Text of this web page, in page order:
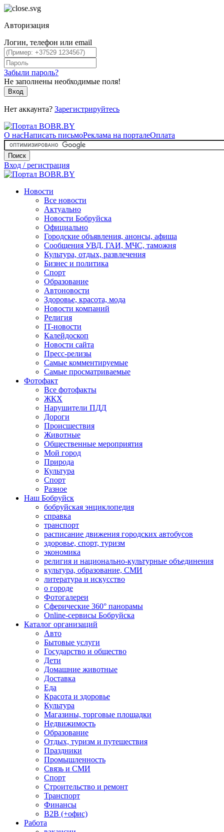
Авторизация
Логин, телефон или email
Забыли пароль?
Не заполнены необходимые поля!
Вход
Нет аккаунта? Зарегистрируйтесь
О насНаписать письмоРеклама на порталеОплата
Поиск
Вход / регистрация
Новости
Все новости
Актуально
Новости Бобруйска
Официально
Городские объявления, анонсы, афиша
Сообщения УВД, ГАИ, МЧС, таможня
Культура, отдых, развлечения
Бизнес и политика
Спорт
Образование
Автоновости
Здоровье, красота, мода
Новости компаний
Религия
IT-новости
Калейдоскоп
Новости сайта
Пресс-релизы
Самые комментируемые
Самые просматриваемые
Фотофакт
Все фотофакты
ЖКХ
Нарушители ПДД
Дороги
Происшествия
Животные
Общественные мероприятия
Мой город
Природа
Культура
Спорт
Разное
Наш Бобруйск
бобруйская энциклопедия
справка
транспорт
расписание движения городских автобусов
здоровье, спорт, туризм
экономика
религия и национально-культурные объединения
культура, образование, СМИ
литература и искусство
о городе
Фотогалереи
Сферические 360° панорамы
Online-сервисы Бобруйска
Каталог организаций
Авто
Бытовые услуги
Государство и общество
Дети
Домашние животные
Доставка
Еда
Красота и здоровье
Культура
Магазины, торговые площадки
Недвижимость
Образование
Отдых, туризм и путешествия
Праздники
Промышленность
Связь и СМИ
Спорт
Строительство и ремонт
Транспорт
Финансы
B2B (+офис)
Работа